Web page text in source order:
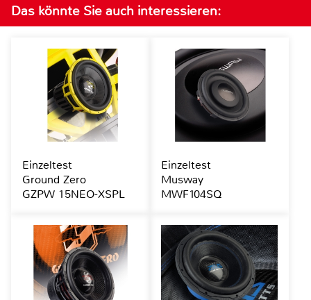
Das könnte Sie auch interessieren:
Einzeltest
Ground Zero
GZPW 15NEO-XSPL
Einzeltest
Musway
MWF104SQ